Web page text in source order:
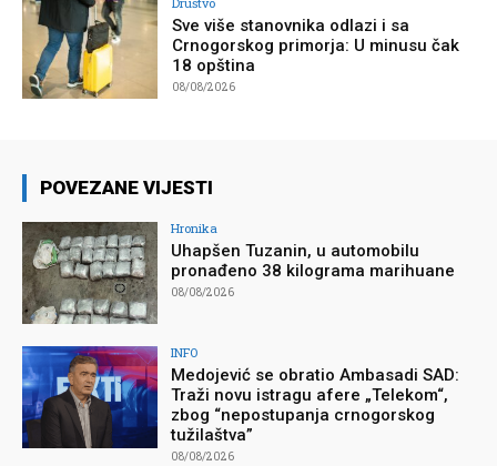
Sve više stanovnika odlazi i sa
Crnogorskog primorja: U minusu čak
18 opština
08/08/2026
POVEZANE VIJESTI
Hronika
Uhapšen Tuzanin, u automobilu
pronađeno 38 kilograma marihuane
08/08/2026
INFO
Medojević se obratio Ambasadi SAD:
Traži novu istragu afere „Telekom“,
zbog “nepostupanja crnogorskog
tužilaštva”
08/08/2026